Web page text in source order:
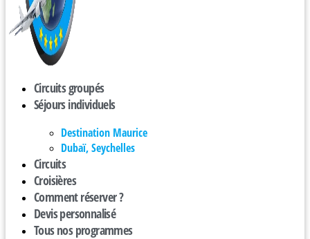
Circuits groupés
Séjours individuels
Destination Maurice
Dubaï, Seychelles
Circuits
Croisières
Comment réserver ?
Devis personnalisé
Tous nos programmes